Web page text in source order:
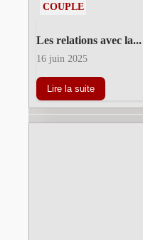
COUPLE
Les relations avec la...
16 juin 2025
Lire la suite